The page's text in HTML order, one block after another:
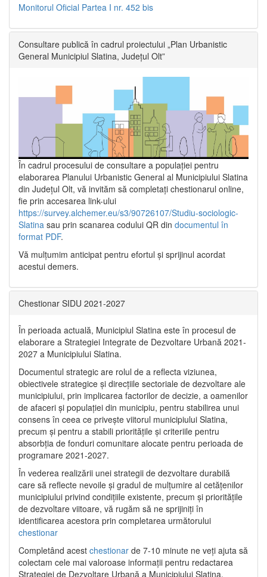
Monitorul Oficial Partea I nr. 452 bis
Consultare publică în cadrul proiectului „Plan Urbanistic
General Municipiul Slatina, Județul Olt”
În cadrul procesului de consultare a populaţiei pentru
elaborarea Planului Urbanistic General al Municipiului Slatina
din Județul Olt, vă invităm să completați chestionarul online,
fie prin accesarea link-ului
https://survey.alchemer.eu/s3/90726107/Studiu-sociologic-
Slatina sau prin scanarea codului QR din documentul în
format PDF.
Vă mulţumim anticipat pentru efortul şi sprijinul acordat
acestui demers.
Chestionar SIDU 2021-2027
În perioada actuală, Municipiul Slatina este în procesul de
elaborare a Strategiei Integrate de Dezvoltare Urbană 2021‐
2027 a Municipiului Slatina.
Documentul strategic are rolul de a reflecta viziunea,
obiectivele strategice și direcțiile sectoriale de dezvoltare ale
municipiului, prin implicarea factorilor de decizie, a oamenilor
de afaceri și populației din municipiu, pentru stabilirea unui
consens în ceea ce privește viitorul municipiului Slatina,
precum și pentru a stabili prioritățile și criteriile pentru
absorbția de fonduri comunitare alocate pentru perioada de
programare 2021-2027.
În vederea realizării unei strategii de dezvoltare durabilă
care să reflecte nevoile și gradul de mulțumire al cetățenilor
municipiului privind condițiile existente, precum și prioritățile
de dezvoltare viitoare, vă rugăm să ne sprijiniți în
identificarea acestora prin completarea următorului
chestionar
Completând acest chestionar de 7-10 minute ne veți ajuta să
colectam cele mai valoroase informații pentru redactarea
Strategiei de Dezvoltare Urbană a Municipiului Slatina.